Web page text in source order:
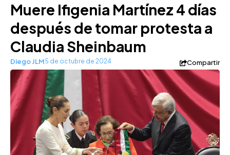
Muere Ifigenia Martínez 4 días
después de tomar protesta a
Claudia Sheinbaum
Diego JLM5 de octubre de 2024 Compartir